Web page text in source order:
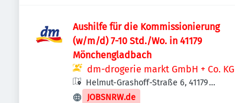
Aushilfe für die Kommissionierung
(w/m/d) 7-10 Std./Wo. in 41179
Mönchengladbach
dm-drogerie markt GmbH + Co. KG
Helmut-Grashoff-Straße 6, 41179
Mönchengladbach, Deutschland
JOBSNRW.de